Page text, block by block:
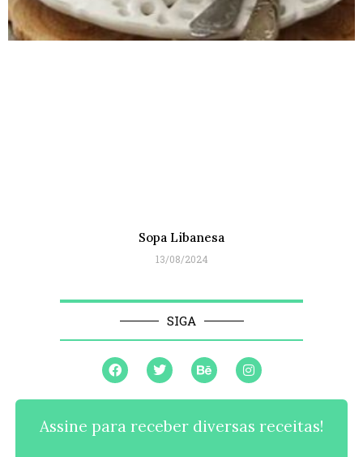
Sopa Libanesa
13/08/2024
SIGA
Assine para receber diversas receitas!